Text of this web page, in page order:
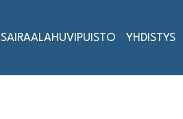
SAIRAALAHUVIPUISTO YHDISTYS